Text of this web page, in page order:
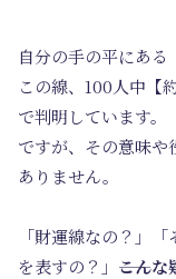
自分の手の平にあ
この線、100人中【
で判明しています。
ですが、その意味や
ありません。
「財運線なの？」
を表すの？」―― こんな